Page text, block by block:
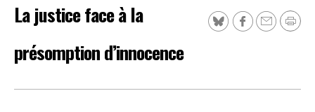
La justice face à la
présomption d’innocence